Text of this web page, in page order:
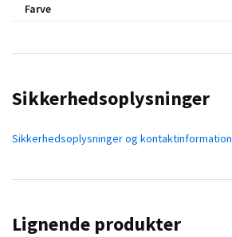
Farve
Sikkerhedsoplysninger
Sikkerhedsoplysninger og kontaktinformation
Lignende produkter